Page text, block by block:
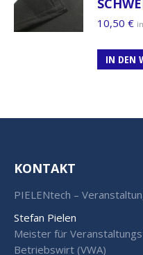
10,50 €
IN DEN
KONTAKT
PIELENtech –
Stefan Pielen
Meister für
Betriebswirt (VWA)